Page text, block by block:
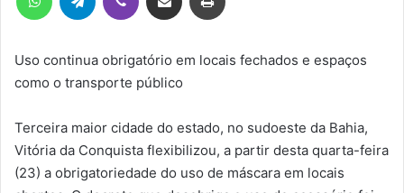
Uso continua obrigatório em locais fechados e espaços
como o transporte público
Terceira maior cidade do estado, no sudoeste da Bahia,
Vitória da Conquista flexibilizou, a partir desta quarta-feira
(23) a obrigatoriedade do uso de máscara em locais